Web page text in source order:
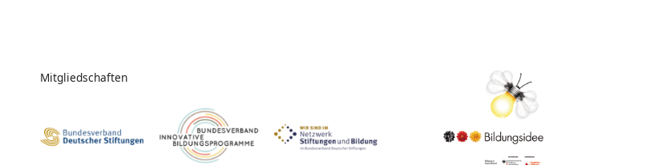
Mitgliedschaften